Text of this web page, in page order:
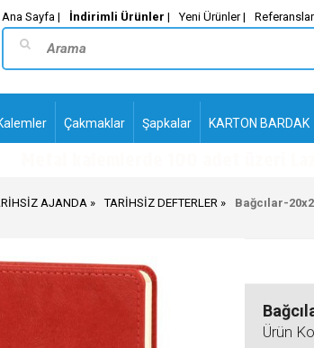
Ana Sayfa | İndirimli Ürünler | Yeni Ürünler | Referanslar
Çakmaklar Şapkalar KARTON BARDAK
AJANDA TARİHSİZ DEFTERLER Bağcılar-
Ürün